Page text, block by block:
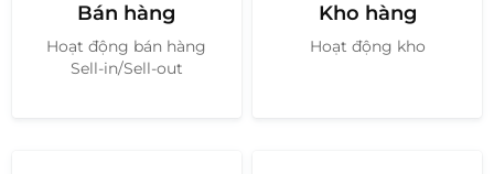
Bán hàng
Hoạt động bán hàng
Sell-in/Sell-out
Kho hàng
Hoạt động kho